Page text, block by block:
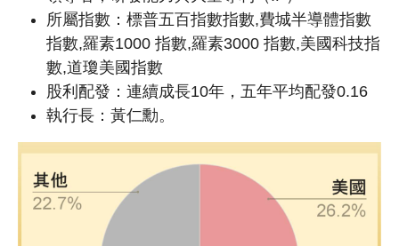
所屬指數：標普五百指數指數,費城半導體指數
指數,羅素1000 指數,羅素3000 指數,美國科技指
數,道瓊美國指數
股利配發：連續成長10年，五年平均配發0.16
執行長：黃仁勳。